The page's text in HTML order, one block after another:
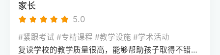
家长
5.0
#紧跟考试 #专精课程 #教学设施 #学术活动
复读学校的教学质量很高，能够帮助孩子取得不错的成绩，同时学习氛围也很好，孩子能够在舒适的环境中学习。我会向其他家长推荐这所学校。